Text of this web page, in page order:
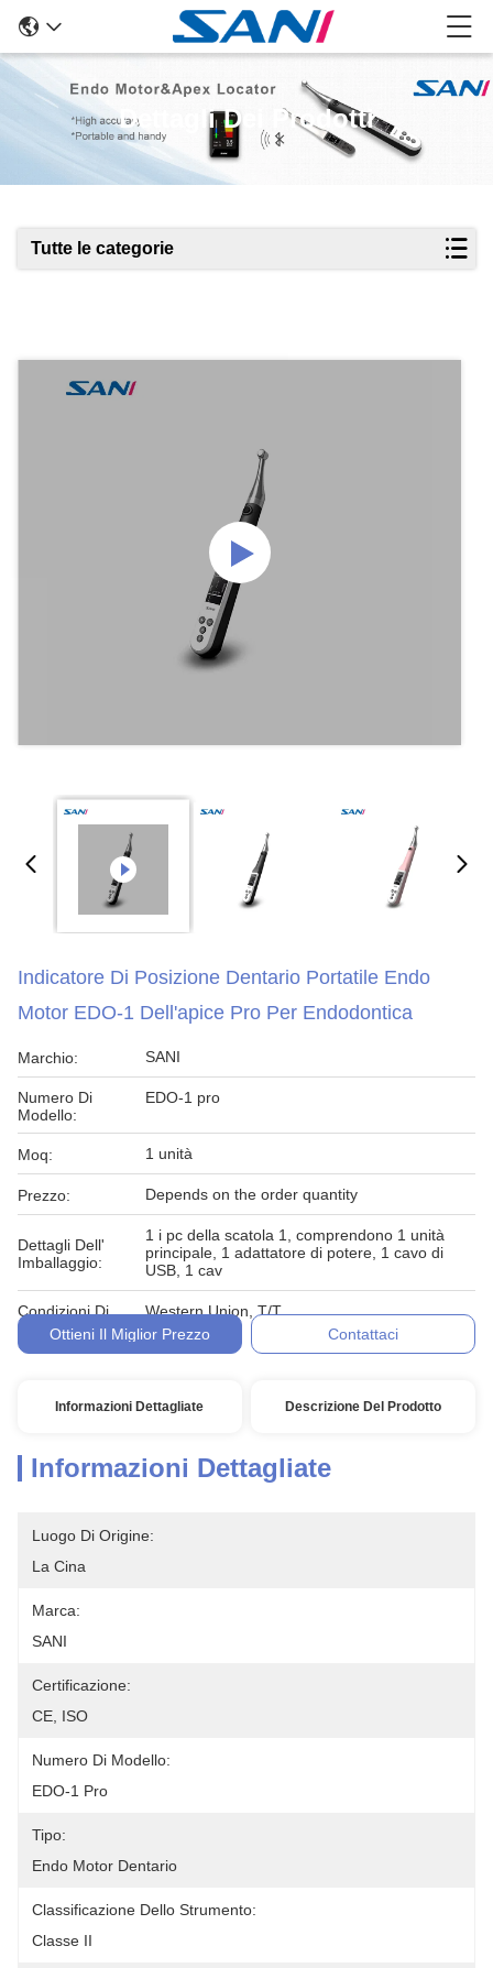
Dettagli Dei Prodotti
Tutte le categorie
Indicatore Di Posizione Dentario Portatile Endo
Motor EDO-1 Dell'apice Pro Per Endodontica
Marchio: SANI
Numero Di
Modello:
EDO-1 pro
Moq: 1 unità
Prezzo: Depends on the order quantity
Dettagli Dell'
Imballaggio:
1 i pc della scatola 1, comprendono 1 unità
principale, 1 adattatore di potere, 1 cavo di
USB, 1 cav
Condizioni Di
Pagamento:
Western Union, T/T,
Ottieni Il Miglior Prezzo
Contattaci
Informazioni Dettagliate Descrizione Del Prodotto
Informazioni Dettagliate
Luogo Di Origine:
La Cina
Marca:
SANI
Certificazione:
CE, ISO
Numero Di Modello:
EDO-1 Pro
Tipo:
Endo Motor Dentario
Classificazione Dello Strumento:
Classe II